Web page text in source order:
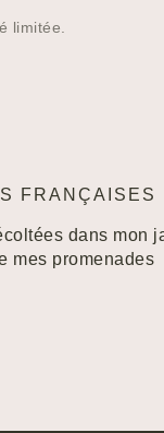
limitée.
FRANÇAISES
dans mon
mes promenades